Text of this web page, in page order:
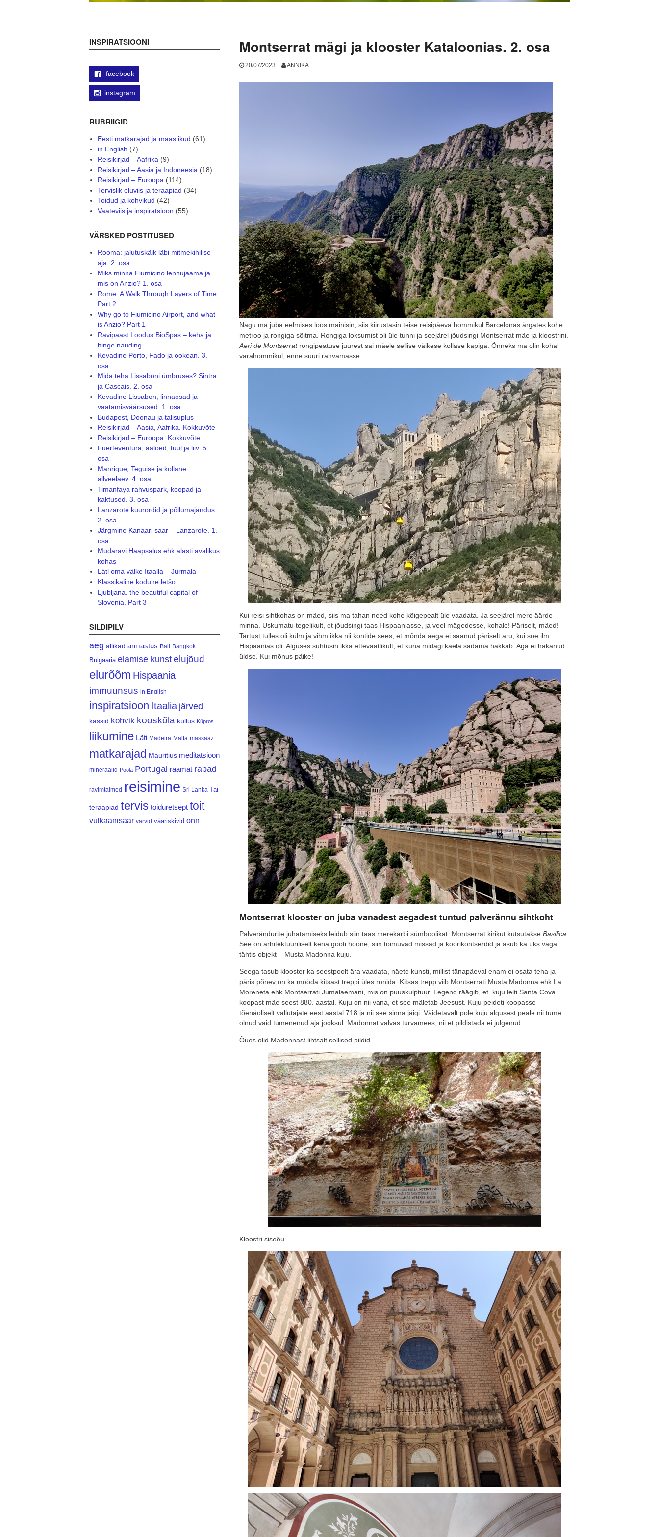
Montserrat mägi ja klooster Kataloonias. 2. osa
20/07/2023 ANNIKA
Nagu ma juba eelmises loos mainisin, siis kiirustasin teise reisipäeva hommikul Barcelonas ärgates kohe
metroo ja rongiga sõitma. Rongiga loksumist oli üle tunni ja seejärel jõudsingi Montserrat mäe ja kloostrini.
Aeri de Montserratrongipeatuse juurest sai mäele sellise väikese kollase kapiga. Õnneks ma olin kohal
varahommikul, enne suuri rahvamasse.
Kui reisi sihtkohas on mäed, siis ma tahan need kohe kõigepealt üle vaadata. Ja seejärel mere äärde
minna. Uskumatu tegelikult, et jõudsingi taas Hispaaniasse, ja veel mägedesse, kohale! Päriselt, mäed!
Tartust tulles oli külm ja vihm ikka nii kontide sees, et mõnda aega ei saanud päriselt aru, kui soe ilm
Hispaanias oli. Alguses suhtusin ikka ettevaatlikult, et kuna midagi kaela sadama hakkab. Aga ei hakanud
üldse. Kui mõnus päike!
Montserrat klooster on juba vanadest aegadest tuntud palverännu sihtkoht
Palverändurite juhatamiseks leidub siin taas merekarbi sümboolikat. Montserrat kirikut kutsutakse Basilica
See on arhitektuuriliselt kena gooti hoone, siin toimuvad missad ja koorikontserdid ja asub ka üks väga
tähtis objekt – Musta Madonna kuju.
Seega tasub klooster ka seestpoolt ära vaadata, näete kunsti, millist tänapäeval enam ei osata teha ja
päris põnev on ka mööda kitsast treppi üles ronida. Kitsas trepp viib Montserrati Musta Madonna ehk La
Moreneta ehk Montserrati Jumalaemani, mis on puuskulptuur. Legend räägib, et kuju leiti Santa Cova
koopast mäe seest 880. aastal. Kuju on nii vana, et see mäletab Jeesust. Kuju peideti koopasse
tõenäoliselt vallutajate eest aastal 718 ja nii see sinna jäigi. Väidetavalt pole kuju algusest peale nii tume
olnud vaid tumenenud aja jooksul. Madonnat valvas turvamees, nii et pildistada ei julgenud.
Õues olid Madonnast lihtsalt sellised pildid.
Kloostri siseõu.
INSPIRATSIOONI
facebook
instagram
RUBRIIGID
Eesti matkarajad ja maastikud (61)
in English (7)
Reisikirjad – Aafrika(9)
Reisikirjad – Aasia ja Indoneesia(18)
Reisikirjad – Euroopa(114)
Tervislik eluviis ja teraapiad (34)
Toidud ja kohvikud (42)
Vaateviis ja inspiratsioon (55)
VÄRSKED POSTITUSED
Rooma: jalutuskäik läbi mitmekihilise
aja. 2. osa
Miks minna Fiumicino lennujaama ja
mis on Anzio? 1. osa
Rome: A Walk Through Layers of Time.
Part 2
Why go to Fiumicino Airport, and what
is Anzio? Part 1
Ravipaast Loodus BioSpas – keha ja
hinge nauding
Kevadine Porto, Fado ja ookean. 3.
osa
Mida teha Lissaboni ümbruses? Sintra
ja Cascais. 2. osa
Kevadine Lissabon, linnaosad ja
vaatamisväärsused. 1. osa
Budapest, Doonau ja talisuplus
Reisikirjad – Aasia, Aafrika. Kokkuvõte
Reisikirjad – Euroopa. Kokkuvõte
Fuerteventura, aaloed, tuul ja liiv. 5.
osa
Manrique, Teguise ja kollane
allveelaev. 4. osa
Timanfaya rahvuspark, koopad ja
kaktused. 3. osa
Lanzarote kuurordid ja põllumajandus.
2. osa
Järgmine Kanaari saar – Lanzarote. 1.
osa
Mudaravi Haapsalus ehk alasti avalikus
kohas
Läti oma väike Itaalia – Jurmala
Klassikaline kodune letšo
Ljubljana, the beautiful capital of
Slovenia. Part 3
SILDIPILV
aeg allikad armastus Bali Bangkok
Bulgaaria elamise kunst elujõud
elurõõm Hispaania
immuunsus in English
inspiratsioon Itaalia järved
kassid kohvik kooskõla küllus Küpros
liikumine Läti Madeira Malta massaaz
matkarajad Mauritius meditatsioon
mineraalid Poola Portugal raamat rabad
ravimtaimed reisimine Sri Lanka Tai
teraapiad tervis toiduretsept toit
vulkaanisaar värvid vääriskivid õnn